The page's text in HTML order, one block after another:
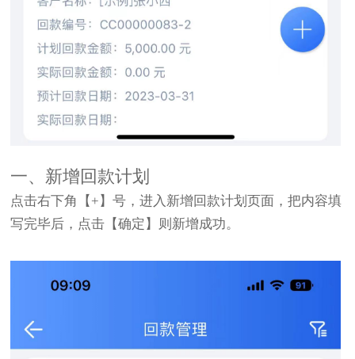
一、新增回款计划
点击右下角【+】号，进入新增回款计划页面，把内容填
写完毕后，点击【确定】则新增成功。